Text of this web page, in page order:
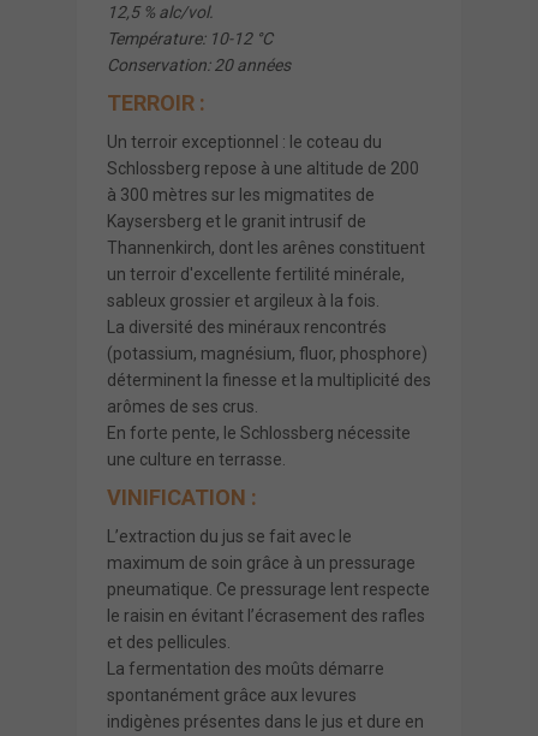
12,5 % alc/vol.
Température: 10-12 °C
Conservation: 20 années
TERROIR :
Un terroir exceptionnel : le coteau du
Schlossberg repose à une altitude de 200
à 300 mètres sur les migmatites de
Kaysersberg et le granit intrusif de
Thannenkirch, dont les arênes constituent
un terroir d'excellente fertilité minérale,
sableux grossier et argileux à la fois.
La diversité des minéraux rencontrés
(potassium, magnésium, fluor, phosphore)
déterminent la finesse et la multiplicité des
arômes de ses crus.
En forte pente, le Schlossberg nécessite
une culture en terrasse.
VINIFICATION :
L’extraction du jus se fait avec le
maximum de soin grâce à un pressurage
pneumatique. Ce pressurage lent respecte
le raisin en évitant l’écrasement des rafles
et des pellicules.
La fermentation des moûts démarre
spontanément grâce aux levures
indigènes présentes dans le jus et dure en